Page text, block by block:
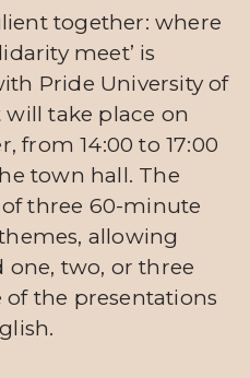
together: where
meet’ is
Pride University of
will take place on
from 14:00 to 17:00
town hall. The
three 60-minute
allowing
two, or three
the presentations